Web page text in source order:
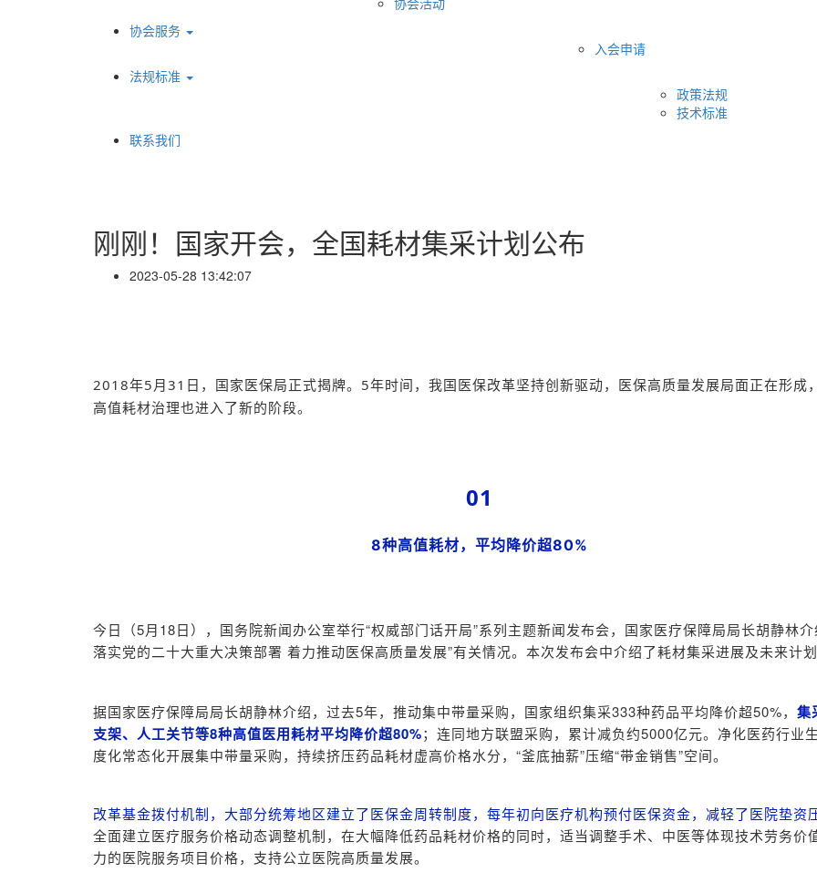
协会服务
入会申请
法规标准
政策法规
技术标准
联系我们
刚刚！国家开会，全国耗材集采计划公布
2023-05-28 13:42:07
2018年5月31日，国家医保局正式揭牌。5年时间，我国医保改革坚持创新驱动，医保高质量发展局面正在形成
高值耗材治理也进入了新的阶段。
01
8种高值耗材，平均降价超80%
今日（5月18日），国务院新闻办公室举行“权威部门话开局”系列主题新闻发布会，国家医疗保障局局长胡静林介
落实党的二十大重大决策部署 着力推动医保高质量发展”有关情况。本次发布会中介绍了耗材集采进展及未来计
据国家医疗保障局局长胡静林介绍，过去5年，推动集中带量采购，国家组织集采333种药品平均降价超50%， 集
支架、人工关节等8种高值医用耗材平均降价超80%；连同地方联盟采购，累计减负约5000亿元。净化医药行业
度化常态化开展集中带量采购，持续挤压药品耗材虚高价格水分，“釜底抽薪”压缩“带金销售”空间。
改革基金拨付机制，大部分统筹地区建立了医保金周转制度，每年初向医疗机构预付医保资金，减轻了医院垫资
全面建立医疗服务价格动态调整机制，在大幅降低药品耗材价格的同时，适当调整手术、中医等体现技术劳务价
力的医院服务项目价格，支持公立医院高质量发展。